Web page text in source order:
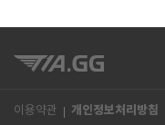
이용약관 개인정보처리방침